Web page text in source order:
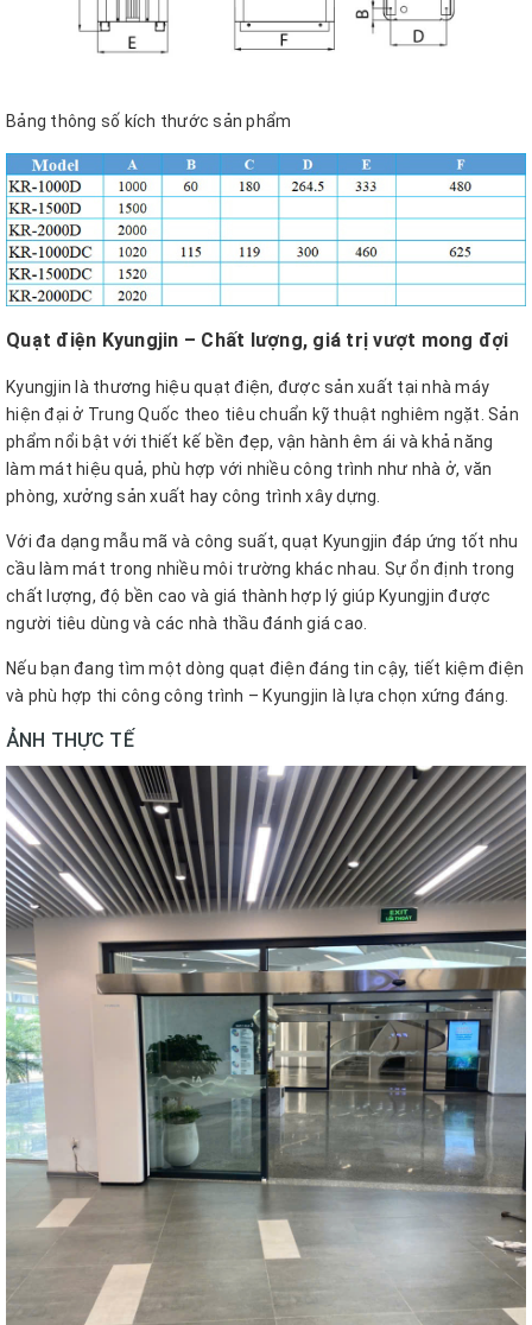
Bảng thông số kích thước sản phẩm
Quạt điện Kyungjin – Chất lượng, giá trị vượt mong đợi
Kyungjin là thương hiệu quạt điện, được sản xuất tại nhà máy
hiện đại ở Trung Quốc theo tiêu chuẩn kỹ thuật nghiêm ngặt. Sản
phẩm nổi bật với thiết kế bền đẹp, vận hành êm ái và khả năng
làm mát hiệu quả, phù hợp với nhiều công trình như nhà ở, văn
phòng, xưởng sản xuất hay công trình xây dựng.
Với đa dạng mẫu mã và công suất, quạt Kyungjin đáp ứng tốt nhu
cầu làm mát trong nhiều môi trường khác nhau. Sự ổn định trong
chất lượng, độ bền cao và giá thành hợp lý giúp Kyungjin được
người tiêu dùng và các nhà thầu đánh giá cao.
Nếu bạn đang tìm một dòng quạt điện đáng tin cậy, tiết kiệm điện
và phù hợp thi công công trình – Kyungjin là lựa chọn xứng đáng.
ẢNH THỰC TẾ